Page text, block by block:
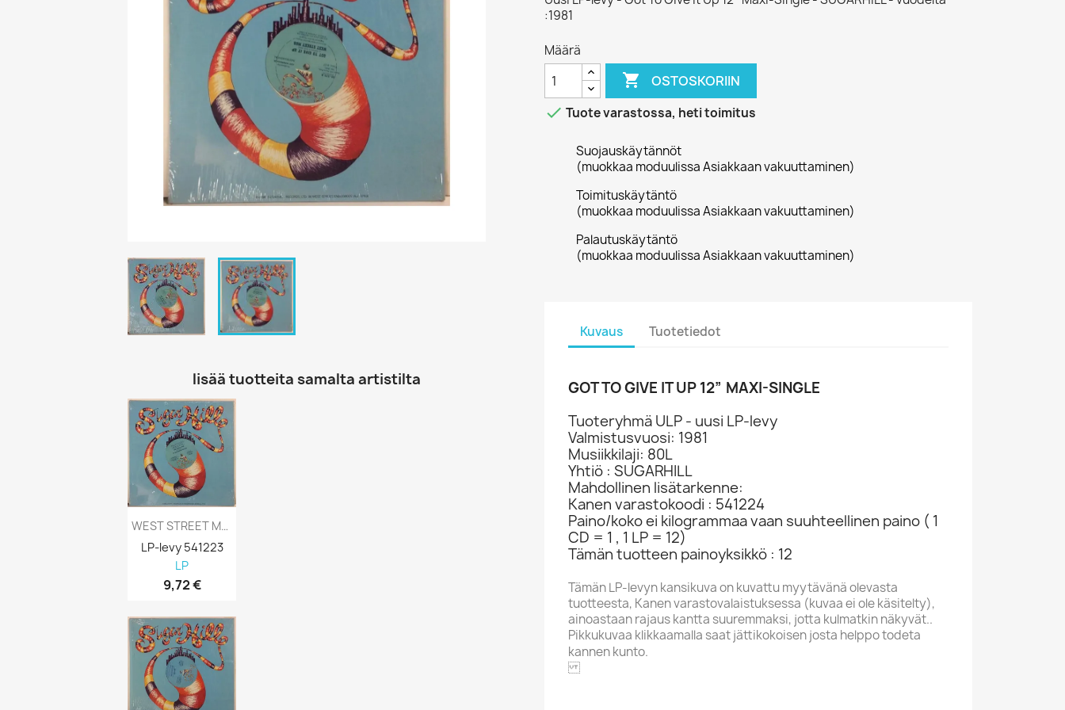
lisää tuotteita samalta artistilta
WEST STREET MOB: SING A SIMPLE SONG 12”...
LP-levy 541223
LP
9,72 €
:1981
Määrä
 OSTOSKORIIN
 Tuote varastossa, heti toimitus
Suojauskäytännöt
(muokkaa moduulissa Asiakkaan vakuuttaminen)
Toimituskäytäntö
(muokkaa moduulissa Asiakkaan vakuuttaminen)
Palautuskäytäntö
(muokkaa moduulissa Asiakkaan vakuuttaminen)
Kuvaus Tuotetiedot
GOT TO GIVE IT UP 12” MAXI-SINGLE
Tuoteryhmä ULP - uusi LP-levy
Valmistusvuosi: 1981
Musiikkilaji: 80L
Yhtiö : SUGARHILL
Mahdollinen lisätarkenne:
Kanen varastokoodi : 541224
Paino/koko ei kilogrammaa vaan suuhteellinen paino ( 1
CD = 1 , 1 LP = 12)
Tämän tuotteen painoyksikkö : 12
Tämän LP-levyn kansikuva on kuvattu myytävänä olevasta
tuotteesta, Kanen varastovalaistuksessa (kuvaa ei ole käsitelty),
ainoastaan rajaus kantta suuremmaksi, jotta kulmatkin näkyvät..
Pikkukuvaa klikkaamalla saat jättikokoisen josta helppo todeta
kannen kunto.